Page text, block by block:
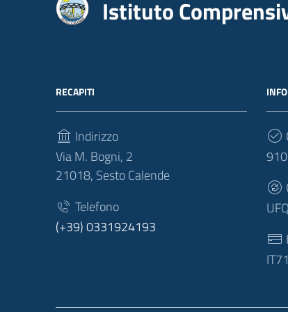
Istituto
RECAPITI
Indirizzo
Via M. Bogni, 2
21018, Sesto Calende
Telefono
(+39) 0331924193